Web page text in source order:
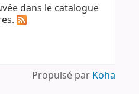
dans le catalogue
Propulsé par Koha